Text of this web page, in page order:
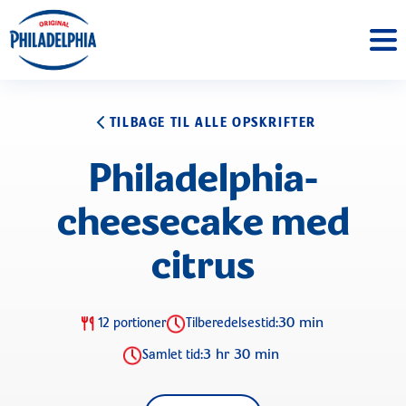
TILBAGE TIL ALLE OPSKRIFTER
Philadelphia-
cheesecake med
citrus
12 portioner Tilberedelsestid:30 min
Samlet tid:3 hr 30 min